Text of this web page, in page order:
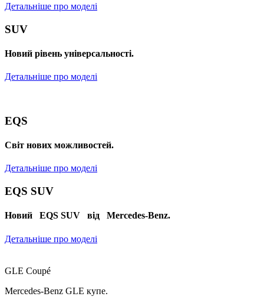
Детальніше про моделі
SUV
Новий рівень універсальності.
Детальніше про моделі
EQS
Cвіт нових можливостей.
Детальніше про моделі
EQS SUV
Новий EQS SUV від Mercedes-Benz.
Детальніше про моделі
GLE Coupé
Mercedes-Benz GLE купе.